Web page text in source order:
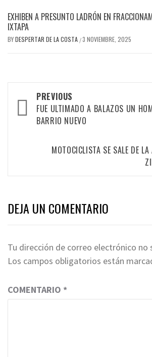
EXHIBEN A PRESUNTO LADRÓN EN
IXTAPA
BYDESPERTAR DE LA COSTA /3 NOVIEMBRE, 2025
Post
navigation
PREVIOUS
FUE ULTIMADO A BALAZOS UN
BARRIO NUEVO
MOTOCICLISTA SE SALE DE
DEJA UN COMENTARIO
Tu dirección de correo electrónico no
Los campos obligatorios están
COMENTARIO *